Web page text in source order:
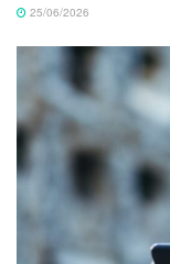
25/06/2026